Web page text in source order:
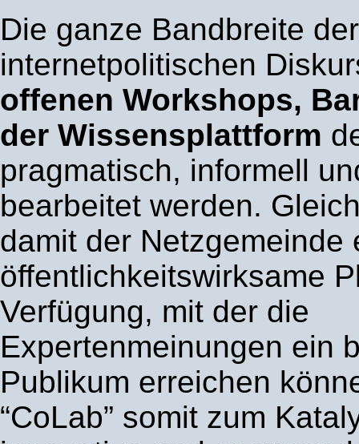
Die ganze Bandbreite der
internetpolitischen
offenen Workshops,
der Wissensplattform
pragmatisch, informell
bearbeitet werden.
damit der Netzgemeinde
öffentlichkeitswirksame
Verfügung, mit der die
Expertenmeinungen ein
Publikum erreichen
“CoLab” somit zum